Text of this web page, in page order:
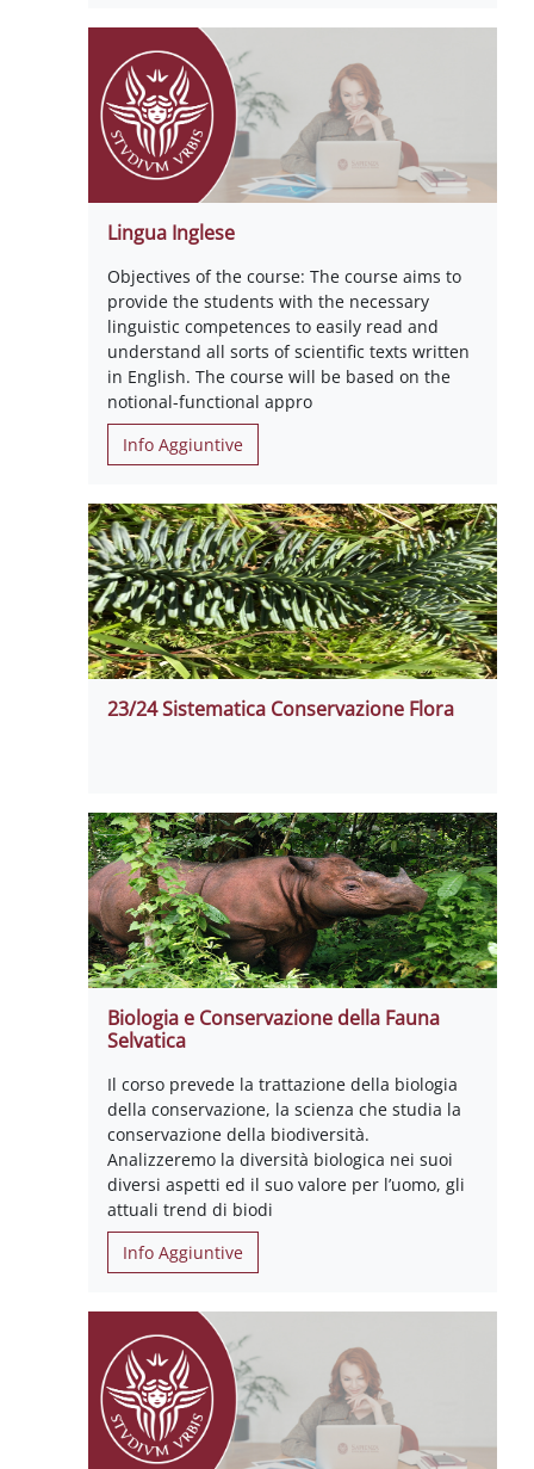
Lingua Inglese
Objectives of the course: The course aims to
provide the students with the necessary
linguistic competences to easily read and
understand all sorts of scientific texts written
in English. The course will be based on the
notional-functional appro
Info Aggiuntive
23/24 Sistematica Conservazione Flora
Biologia e Conservazione della Fauna
Selvatica
Il corso prevede la trattazione della biologia
della conservazione, la scienza che studia la
conservazione della biodiversità.
Analizzeremo la diversità biologica nei suoi
diversi aspetti ed il suo valore per l’uomo, gli
attuali trend di biodi
Info Aggiuntive